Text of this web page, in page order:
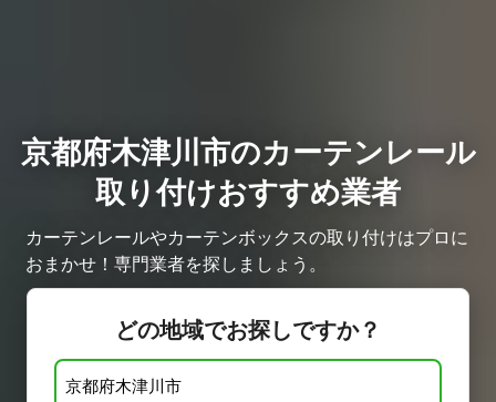
京都府木津川市のカーテンレール
取り付けおすすめ業者
カーテンレールやカーテンボックスの取り付けはプロに
おまかせ！専門業者を探しましょう。
どの地域でお探しですか？